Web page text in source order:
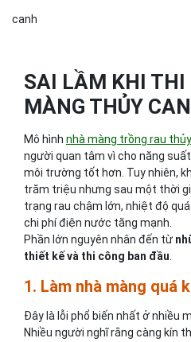
canh
SAI LẦM KHI THI
MÀNG THỦY
Mô hình nhà màng trồng rau
người quan tâm vì cho năng
môi trường tốt hơn. Tuy nhiên,
trăm triệu nhưng sau một thời
trạng rau chậm lớn, nhiệt độ
chi phí điện nước tăng mạnh.
Phần lớn nguyên nhân đến từ
thiết kế và thi công ban đầu
1. Làm nhà màng quá
Đây là lỗi phổ biến nhất ở nhiều
Nhiều người nghĩ rằng càng kín